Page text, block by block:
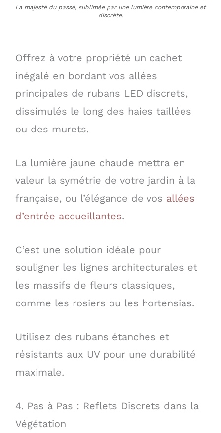
La majesté du passé, sublimée par une lumière contemporaine et
discrète.
Offrez à votre propriété un cachet
inégalé en bordant vos allées
principales de rubans LED discrets,
dissimulés le long des haies taillées
ou des murets.
La lumière jaune chaude mettra en
valeur la symétrie de votre jardin à la
française, ou l’élégance de vos allées
d’entrée accueillantes.
C’est une solution idéale pour
souligner les lignes architecturales et
les massifs de fleurs classiques,
comme les rosiers ou les hortensias.
Utilisez des rubans étanches et
résistants aux UV pour une durabilité
maximale.
4. Pas à Pas : Reflets Discrets dans la
Végétation